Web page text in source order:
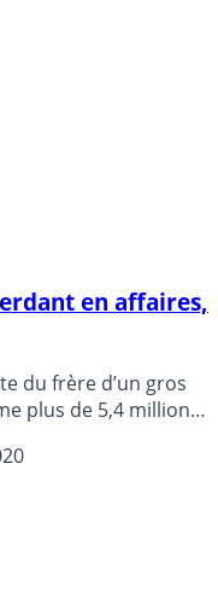
en affaires,
du frère d’un gros
plus de 5,4 millions
immobilière.